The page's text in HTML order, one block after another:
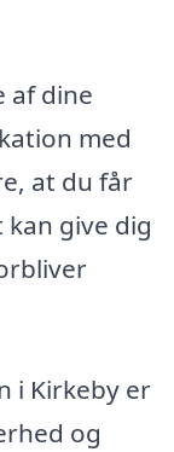
af dine
med
at du får
give dig
i Kirkeby er
og